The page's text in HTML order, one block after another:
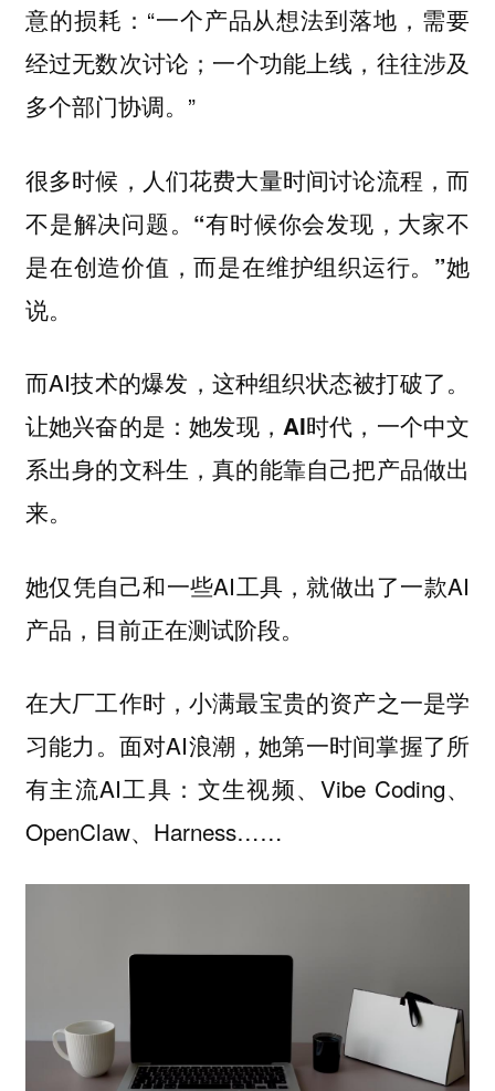
意的损耗：“一个产品从想法到落地，需要
经过无数次讨论；一个功能上线，往往涉及
多个部门协调。”
很多时候，人们花费大量时间讨论流程，而
不是解决问题。 “有时候你会发现，大家不
是在创造价值，而是在维护组织运行。”她
说。
而AI技术的爆发，这种组织状态被打破了。
让她兴奋的是：她发现，AI时代，一个中文
系出身的文科生，真的能靠自己把产品做出
来。
她仅凭自己和一些AI工具，就做出了一款AI
产品，目前正在测试阶段。
在大厂工作时，小满最宝贵的资产之一是学
习能力 。面对AI浪潮，她第一时间掌握了所
有主流AI工具：文生视频、Vibe Coding、
OpenClaw、Harness……